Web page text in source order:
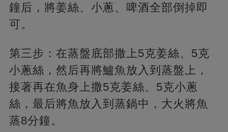
鐘后，將姜絲、小蔥、啤酒全部倒掉即
可。
第三步：在蒸盤底部撒上5克姜絲、5克
小蔥絲，然后再將鱸魚放入到蒸盤上，
接著再在魚身上撒5克姜絲、5克小蔥
絲，最后將魚放入到蒸鍋中，大火將魚
蒸8分鐘。